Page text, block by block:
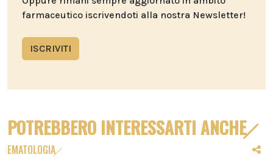
farmaceutico iscrivendoti alla nostra Newsletter!
ISCRIVITI
POTREBBERO INTERESSARTI ANCHE
EMATOLOGIA